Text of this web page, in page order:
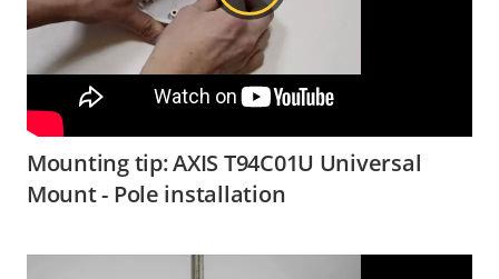
Mounting tip: AXIS T94C01U Universal
Mount - Pole installation